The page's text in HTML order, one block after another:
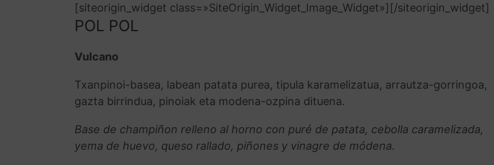
[siteorigin_widget class=»SiteOrigin_Widget_Image_Widget»] [/siteorigin_widget]
POL POL
Vulcano
Txanpinoi-basea, labean patata purea, tipula karamelizatua, arrautza-gorringoa,
gazta birrindua, pinoiak eta modena-ozpina dituena.
Base de champiñon relleno al horno con puré de patata, cebolla caramelizada,
yema de huevo, queso rallado, piñones y vinagre de módena.